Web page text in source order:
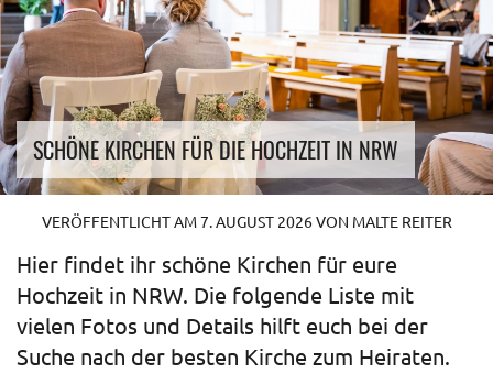
SCHÖNE KIRCHEN FÜR DIE HOCHZEIT IN NRW
VERÖFFENTLICHT AM7. AUGUST 2026VON MALTE REITER
Hier findet ihr schöne Kirchen für eure
Hochzeit in NRW. Die folgende Liste mit
vielen Fotos und Details hilft euch bei der
Suche nach der besten Kirche zum Heiraten.